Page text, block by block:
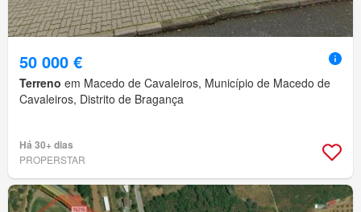
50 000 €
Terreno em Macedo de Cavaleiros, Município de Macedo de
Cavaleiros, Distrito de Bragança
Há 30+ dias
PROPERSTAR